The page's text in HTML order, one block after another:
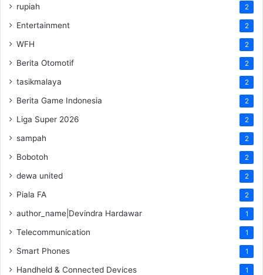
rupiah 2
Entertainment 2
WFH 2
Berita Otomotif 2
tasikmalaya 2
Berita Game Indonesia 2
Liga Super 2026 2
sampah 2
Bobotoh 2
dewa united 2
Piala FA 2
author_name|Devindra Hardawar 1
Telecommunication 1
Smart Phones 1
Handheld & Connected Devices 1